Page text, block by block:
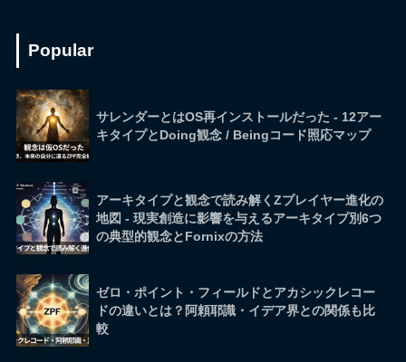
Popular
サレンダーとはOS再インストールだった - 12アー
キタイプとDoing観念 / Beingコード照応マップ
アーキタイプと観念で読み解くZプレイヤー進化の
地図 - 現実創造に影響を与えるアーキタイプ別6つ
の典型的観念とFornixの方法
ゼロ・ポイント・フィールドとアカシックレコー
ドの違いとは？阿頼耶識・イデア界との関係も比
較